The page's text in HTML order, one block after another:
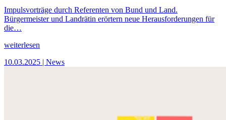
Impulsvorträge durch Referenten von Bund und Land.
Bürgermeister und Landrätin erörtern neue Herausforderungen für
die…
weiterlesen
10.03.2025 | News